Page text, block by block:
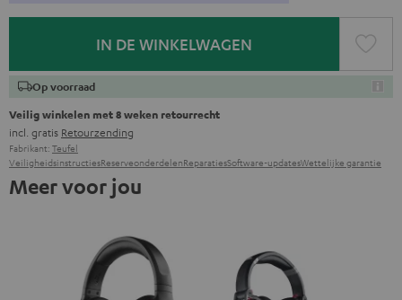
IN DE WINKELWAGEN
Op voorraad
Veilig winkelen met 8 weken retourrecht
incl. gratis Retourzending
Fabrikant: Teufel
VeiligheidsinstructiesReserveonderdelenReparatiesSoftware-updatesWettelijke garantie
Meer voor jou